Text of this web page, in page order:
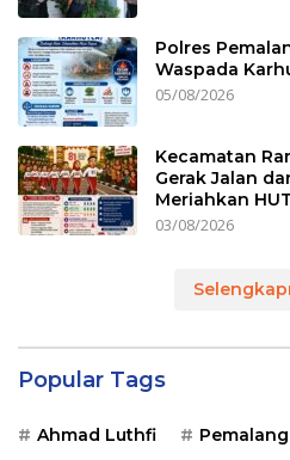
Polres
Waspada
05/08/2026
Kecamatan
Gerak Jalan
Meriahkan
03/08/2026
Popular Tags
Ahmad Luthfi Pemalang